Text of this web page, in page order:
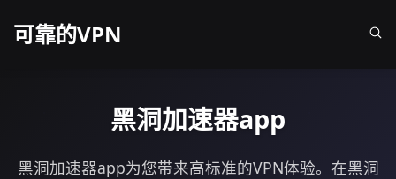
可靠的VPN
黑洞加速器app
黑洞加速器app为您带来高标准的VPN体验。在黑洞